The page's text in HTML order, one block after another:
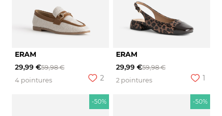
ERAM
29,99 €59,98 €
4 pointures
2
ERAM
29,99 €59,98 €
2 pointures
1
-50% -50%